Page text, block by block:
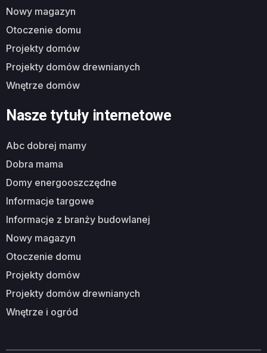
nowy magazyn
otoczenie domu
projekty domów
projekty domów drewnianych
wnętrze domów
Nasze tytuły internetowe
abc dobrej mamy
dobra mama
domy energooszczędne
informacje targowe
informacje z branży budowlanej
nowy magazyn
otoczenie domu
projekty domów
projekty domów drewnianych
wnętrze i ogród